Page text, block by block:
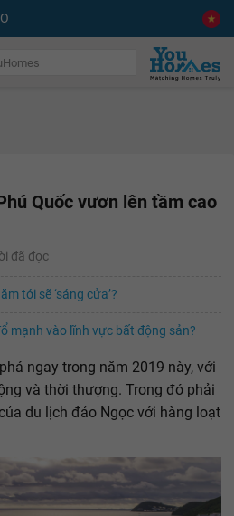
Quốc vươn lên tầm cao
đã đọc
tới sẽ ‘sáng cửa’?
mạnh vào lĩnh vực bất động sản?
ngay trong năm 2019 này, với
và thời thượng. Trong đó phải
du lịch đảo Ngọc với hàng loạt